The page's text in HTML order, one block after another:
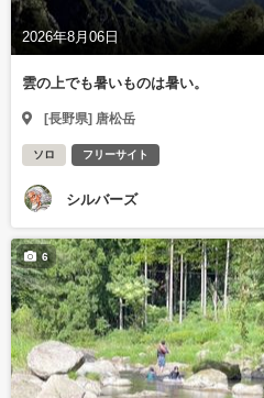
2026年8月06日
雲の上でも暑いものは暑い。
[長野県] 唐松岳
ソロ フリーサイト
シルバーズ
6